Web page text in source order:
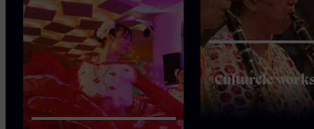
Culturele